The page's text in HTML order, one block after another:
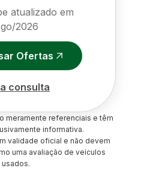
atualizado em
2026
Ofertas
consulta
meramente referenciais e têm
informativa.
validade oficial e não devem
uma avaliação de veículos
usados.